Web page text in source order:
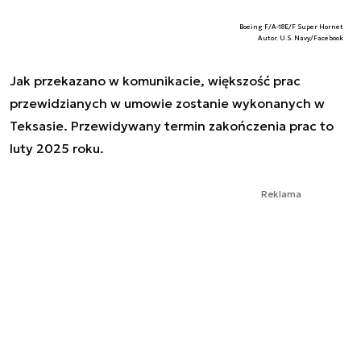
Boeing F/A-18E/F Super Hornet
Autor. U.S. Navy/Facebook
Jak przekazano w komunikacie, większość prac
przewidzianych w umowie zostanie wykonanych w
Teksasie. Przewidywany termin zakończenia prac to
luty 2025 roku.
Reklama